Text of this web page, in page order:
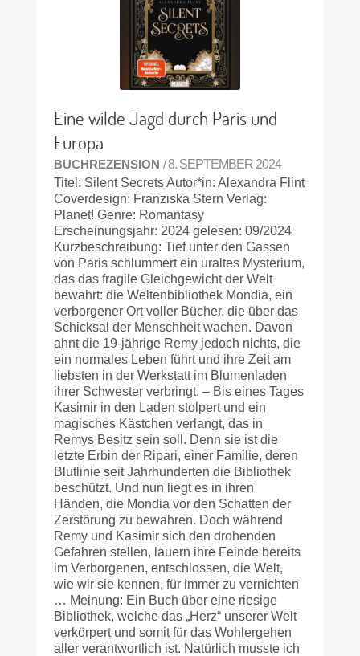
Eine wilde Jagd durch Paris und
Europa
BUCHREZENSION / 8. SEPTEMBER 2024
Titel: Silent Secrets Autor*in: Alexandra Flint
Coverdesign: Franziska Stern Verlag:
Planet! Genre: Romantasy
Erscheinungsjahr: 2024 gelesen: 09/2024
Kurzbeschreibung: Tief unter den Gassen
von Paris schlummert ein uraltes Mysterium,
das das fragile Gleichgewicht der Welt
bewahrt: die Weltenbibliothek Mondia, ein
verborgener Ort voller Bücher, die über das
Schicksal der Menschheit wachen. Davon
ahnt die 19-jährige Remy jedoch nichts, die
ein normales Leben führt und ihre Zeit am
liebsten in der Werkstatt im Blumenladen
ihrer Schwester verbringt. – Bis eines Tages
Kasimir in den Laden stolpert und ein
magisches Kästchen verlangt, das in
Remys Besitz sein soll. Denn sie ist die
letzte Erbin der Ripari, einer Familie, deren
Blutlinie seit Jahrhunderten die Bibliothek
beschützt. Und nun liegt es in ihren
Händen, die Mondia vor den Schatten der
Zerstörung zu bewahren. Doch während
Remy und Kasimir sich den drohenden
Gefahren stellen, lauern ihre Feinde bereits
im Verborgenen, entschlossen, die Welt,
wie wir sie kennen, für immer zu vernichten
… Meinung: Ein Buch über eine riesige
Bibliothek, welche das „Herz“ unserer Welt
verkörpert und somit für das Wohlergehen
aller verantwortlich ist. Natürlich musste ich